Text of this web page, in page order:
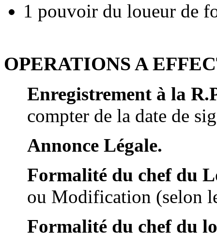
1 pouvoir du loueur de
OPERATIONS A
Enregistrement à la
compter de la date de
Annonce Légale.
Formalité du chef du
ou Modification (selon
Formalité du chef du